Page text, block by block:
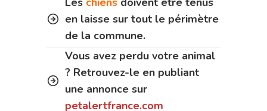
en laisse sur tout le périmètre
de la commune.
Vous avez perdu votre animal
? Retrouvez-le en publiant
une annonce sur
petalertfrance.com